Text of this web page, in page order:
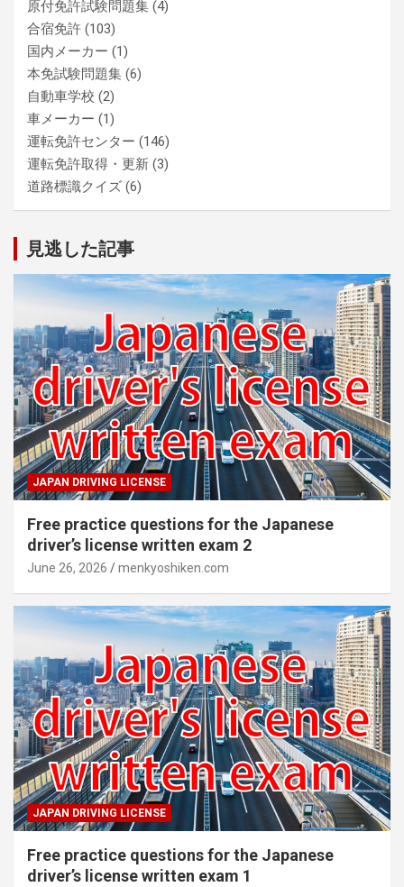
原付免許試験問題集 (4)
合宿免許 (103)
国内メーカー (1)
本免試験問題集 (6)
自動車学校 (2)
車メーカー (1)
運転免許センター (146)
運転免許取得・更新 (3)
道路標識クイズ (6)
見逃した記事
JAPAN DRIVING LICENSE
Free practice questions for the Japanese
driver’s license written exam 2
June 26, 2026 menkyoshiken.com
JAPAN DRIVING LICENSE
Free practice questions for the Japanese
driver’s license written exam 1